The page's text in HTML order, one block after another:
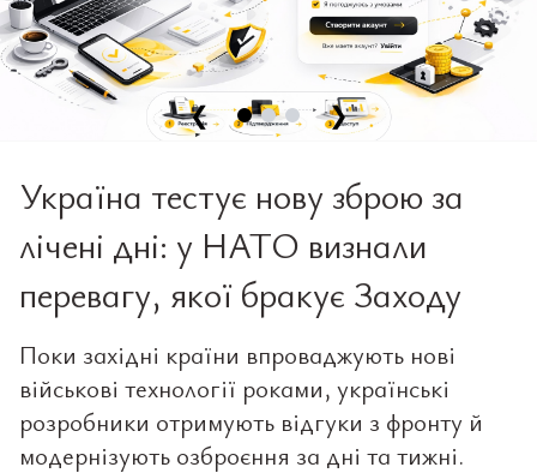
❮ ❯
Україна тестує нову зброю за
лічені дні: у НАТО визнали
перевагу, якої бракує Заходу
Поки західні країни впроваджують нові
військові технології роками, українські
розробники отримують відгуки з фронту й
модернізують озброєння за дні та тижні.